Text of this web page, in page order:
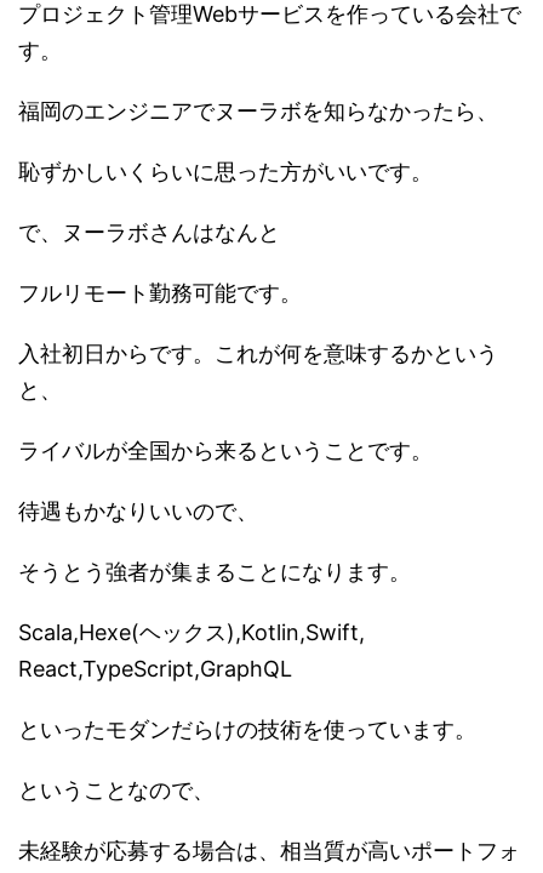
プロジェクト管理Webサービスを作っている会社で
す。
福岡のエンジニアでヌーラボを知らなかったら、
恥ずかしいくらいに思った方がいいです。
で、ヌーラボさんはなんと
フルリモート勤務可能です。
入社初日からです。これが何を意味するかという
と、
ライバルが全国から来るということです。
待遇もかなりいいので、
そうとう強者が集まることになります。
Scala,Hexe(ヘックス),Kotlin,Swift,
React,TypeScript,GraphQL
といったモダンだらけの技術を使っています。
ということなので、
未経験が応募する場合は、相当質が高いポートフォ